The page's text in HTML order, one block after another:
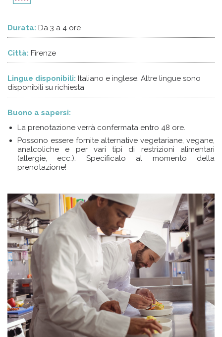
Durata: Da 3 a 4 ore
Città: Firenze
Lingue disponibili: Italiano e inglese. Altre lingue sono
disponibili su richiesta
Buono a sapersi:
La prenotazione verrà confermata entro 48 ore.
Possono essere fornite alternative vegetariane, vegane,
analcoliche e per vari tipi di restrizioni alimentari
(allergie, ecc.). Specificalo al momento della
prenotazione!